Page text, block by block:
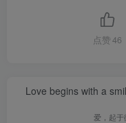
点赞 46
Love begins with a
爱，起